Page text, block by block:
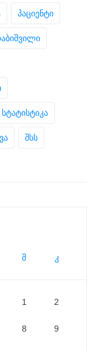
პაციენტი
სტატისტიკა
შსს
შ კ
1 2
8 9